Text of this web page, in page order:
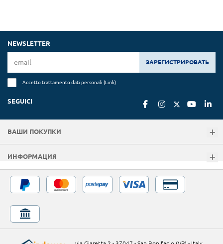
NEWSLETTER
ЗАРЕГИСТРИРОВАТЬ
Accetto trattamento dati personali (Link)
SEGUICI
ВАШИ ПОКУПКИ
ИНФОРМАЦИЯ